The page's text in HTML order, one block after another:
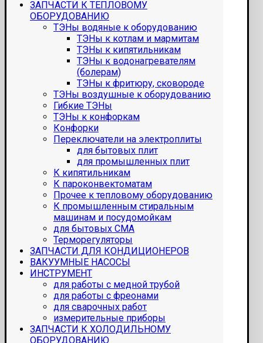
ЗАПЧАСТИ К ТЕПЛОВОМУ
ОБОРУДОВАНИЮ
ТЭНы водяные к оборудованию
ТЭНы к котлам и мармитам
ТЭНы к кипятильникам
ТЭНы к водонагревателям
(болерам)
ТЭНы к фритюру, сковороде
ТЭНы воздушные к оборудованию
Гибкие ТЭНы
ТЭНы к конфоркам
Конфорки
Переключатели на электроплиты
для бытовых плит
для промышленных плит
К кипятильникам
К пароконвектоматам
Прочее к тепловому оборудованию
К промышленным стиральным
машинам и посудомойкам
для бытовых СМА
Терморегуляторы
ЗАПЧАСТИ ДЛЯ КОНДИЦИОНЕРОВ
ВАКУУМНЫЕ НАСОСЫ
ИНСТРУМЕНТ
для работы с медной трубой
для работы с фреонами
для сварочных работ
измерительные приборы
ЗАПЧАСТИ К ХОЛОДИЛЬНОМУ
ОБОРУДОВАНИЮ